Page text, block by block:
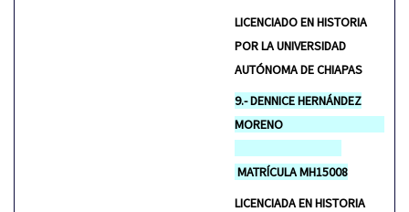
LICENCIADO EN HISTORIA
POR LA UNIVERSIDAD
AUTÓNOMA DE CHIAPAS
9.- DENNICE HERNÁNDEZ
MORENO
MATRÍCULA MH15008
LICENCIADA EN HISTORIA